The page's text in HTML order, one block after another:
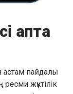
апта
астам пайдалы
жүктілік